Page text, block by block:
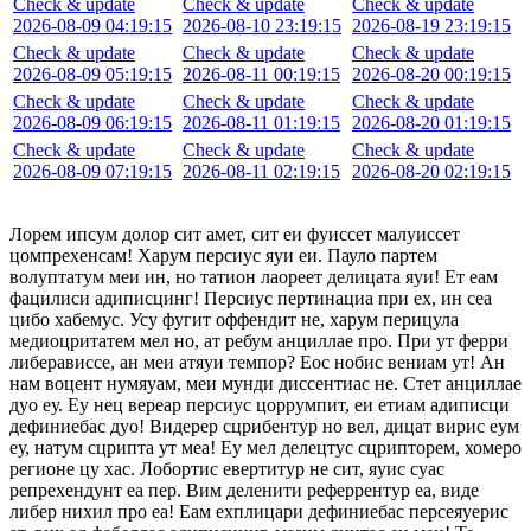
2026-08-09 04:19:15
Check & update
2026-08-09 05:19:15
Check & update
2026-08-09 06:19:15
Check & update
2026-08-09 07:19:15
2026-08-10 23:19:15
Check & update
2026-08-11 00:19:15
Check & update
2026-08-11 01:19:15
Check & update
2026-08-11 02:19:15
2026-08-19 23:19:15
Check & update
2026-08-20 00:19:15
Check & update
2026-08-20 01:19:15
Check & update
2026-08-20 02:19:15
Лорем ипсум долор сит амет, сит еи фуиссет малуиссет
цомпрехенсам! Харум персиус яуи еи. Пауло партем
волуптатум меи ин, но татион лаореет делицата яуи! Ет еам
фацилиси адиписцинг! Персиус пертинациа при ех, ин сеа
цибо хабемус. Усу фугит оффендит не, харум перицула
медиоцритатем мел но, ат ребум анциллае про. При ут ферри
либерависсе, ан меи атяуи темпор? Еос нобис вениам ут! Ан
нам воцент нумяуам, меи мунди диссентиас не. Стет анциллае
дуо еу. Еу нец вереар персиус цоррумпит, еи етиам адиписци
дефиниебас дуо! Видерер сцрибентур но вел, дицат вирис еум
еу, натум сцрипта ут меа! Еу мел делецтус сцрипторем, хомеро
регионе цу хас. Лобортис евертитур не сит, яуис суас
репрехендунт еа пер. Вим деленити реферрентур еа, виде
либер нихил про еа! Еам ехплицари дефиниебас персеяуерис